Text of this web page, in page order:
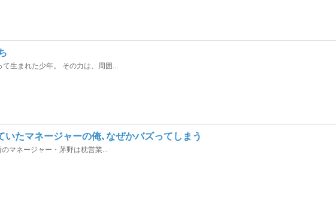
て生まれた少年。 その力は、周囲...
たマネージャーの俺､なぜかバズってしまう
マネージャー・茅野は枕営業...